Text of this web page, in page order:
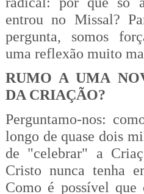
entrou no Missal?
pergunta, somos
uma reflexão muito
RUMO A UMA
DA CRIAÇÃO?
Perguntamo-nos:
longo de quase dois
de "celebrar" a
Cristo nunca tenha
Como é possível que